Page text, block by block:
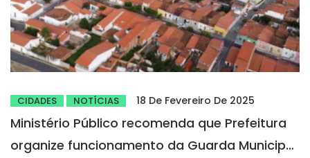
CIDADES NOTÍCIAS 18 De Fevereiro De 2025
Ministério Público recomenda que Prefeitura
organize funcionamento da Guarda Municipal